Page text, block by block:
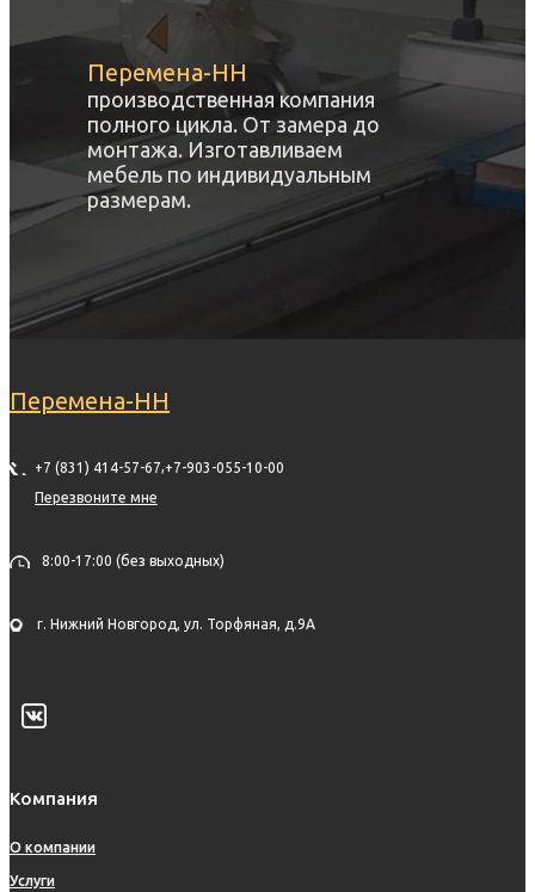
Перемена-НН
производственная компания
полного цикла. От замера до
монтажа. Изготавливаем
мебель по индивидуальным
размерам.
Перемена-НН
+7 (831) 414-57-67,+7-903-055-10-00
Перезвоните мне
8:00-17:00 (без выходных)
г. Нижний Новгород, ул. Торфяная, д.9А
Компания
О компании
Услуги